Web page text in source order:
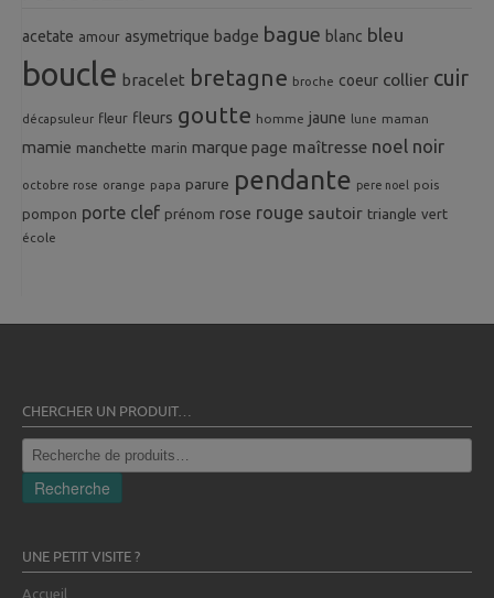
acetate amour asymetrique badge bague blanc bleu
boucle bracelet bretagne broche coeur collier cuir
décapsuleur fleur fleurs goutte homme jaune lune maman
mamie manchette marin marque page maîtresse noel noir
octobre rose orange papa parure pendante pere noel pois
pompon porte clef prénom rose rouge sautoir triangle vert
école
CHERCHER UN PRODUIT…
Recherche
pour :
Recherche
UNE PETIT VISITE ?
Accueil